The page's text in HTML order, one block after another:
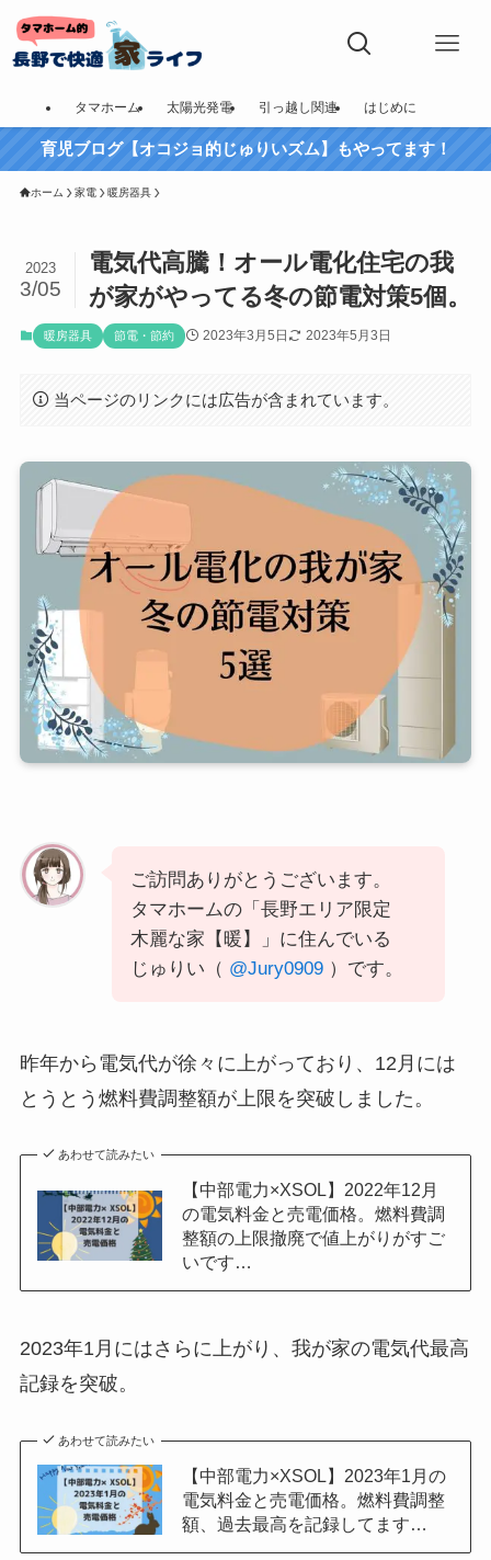
タマホーム 太陽光発電 引っ越し関連 はじめに
育児ブログ【オコジョ的じゅりいズム】もやってます！
ホーム 家電 暖房器具
電気代高騰！オール電化住宅の我
が家がやってる冬の節電対策5個。
2023
3/05
暖房器具 節電・節約 2023年3月5日 2023年5月3日
当ページのリンクには広告が含まれています。
ご訪問ありがとうございます。
タマホームの「長野エリア限定
木麗な家【暖】」に住んでいる
じゅりい（ @Jury0909）です。
昨年から電気代が徐々に上がっており、12月には
とうとう燃料費調整額が上限を突破しました。
あわせて読みたい
【中部電力×XSOL】2022年12月
の電気料金と売電価格。燃料費調
整額の上限撤廃で値上がりがすご
いです…
2023年1月にはさらに上がり、我が家の電気代最高
記録を突破。
あわせて読みたい
【中部電力×XSOL】2023年1月の
電気料金と売電価格。燃料費調整
額、過去最高を記録してます…